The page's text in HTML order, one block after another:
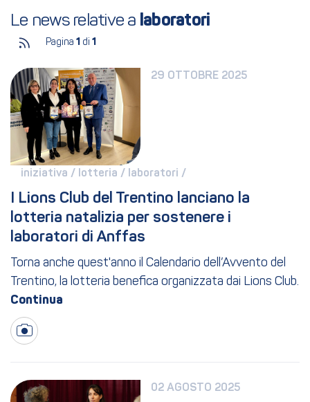
Le news relative a laboratori
Pagina 1 di 1
29 OTTOBRE 2025
iniziativa / lotteria / laboratori /
I Lions Club del Trentino lanciano la
lotteria natalizia per sostenere i
laboratori di Anffas
Torna anche quest'anno il Calendario dell’Avvento del
Trentino, la lotteria benefica organizzata dai Lions Club.
02 AGOSTO 2025